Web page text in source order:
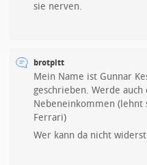
sie nerven.
brotpitt
Mein Name ist Gunnar
geschrieben. Werde
Nebeneinkommen (lehnt
Ferrari)
Wer kann da nicht